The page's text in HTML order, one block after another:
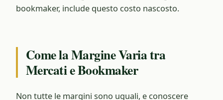
bookmaker, include questo costo nascosto.
Come la Margine Varia tra
Mercati e Bookmaker
Non tutte le margini sono uguali, e conoscere